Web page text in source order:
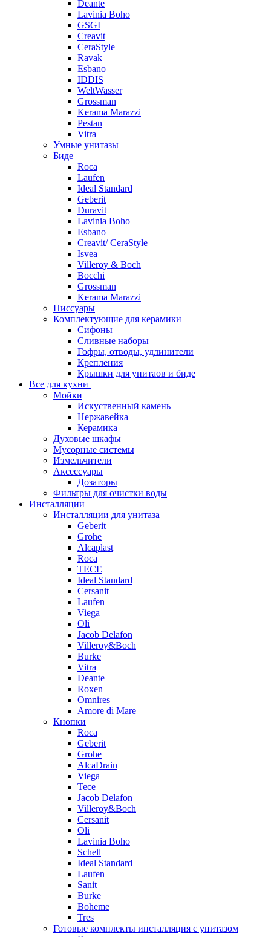
Deante
Lavinia Boho
GSGI
Creavit
CeraStyle
Ravak
Esbano
IDDIS
WeltWasser
Grossman
Kerama Marazzi
Pestan
Vitra
Умные унитазы
Биде
Roca
Laufen
Ideal Standard
Geberit
Duravit
Lavinia Boho
Esbano
Creavit/ CeraStyle
Isvea
Villeroy & Boch
Bocchi
Grossman
Kerama Marazzi
Писсуары
Комплектующие для керамики
Сифоны
Сливные наборы
Гофры, отводы, удлинители
Крепления
Крышки для унитаов и биде
Все для кухни
Мойки
Искуственный камень
Нержавейка
Керамика
Духовые шкафы
Мусорные системы
Измельчители
Аксессуары
Дозаторы
Фильтры для очистки воды
Инсталляции
Инсталляции для унитаза
Geberit
Grohe
Alcaplast
Roca
TECE
Ideal Standard
Cersanit
Laufen
Viega
Oli
Jacob Delafon
Villeroy&Boch
Burke
Vitra
Deante
Roxen
Omnires
Amore di Mare
Кнопки
Roca
Geberit
Grohe
AlcaDrain
Viega
Tece
Jacob Delafon
Villeroy&Boch
Cersanit
Oli
Lavinia Boho
Schell
Ideal Standard
Laufen
Sanit
Burke
Boheme
Tres
Готовые комплекты инсталляция с унитазом